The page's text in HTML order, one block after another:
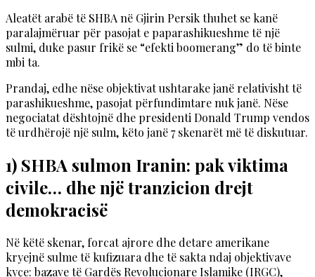
Aleatët arabë të SHBA në Gjirin Persik thuhet se kanë
paralajmëruar për pasojat e paparashikueshme të një
sulmi, duke pasur frikë se “efekti boomerang” do të binte
mbi ta.
Prandaj, edhe nëse objektivat ushtarake janë relativisht të
parashikueshme, pasojat përfundimtare nuk janë. Nëse
negociatat dështojnë dhe presidenti Donald Trump vendos
të urdhërojë një sulm, këto janë 7 skenarët më të diskutuar.
1) SHBA sulmon Iranin: pak viktima
civile… dhe një tranzicion drejt
demokracisë
Në këtë skenar, forcat ajrore dhe detare amerikane
kryejnë sulme të kufizuara dhe të sakta ndaj objektivave
kyçe: bazave të Gardës Revolucionare Islamike (IRGC),